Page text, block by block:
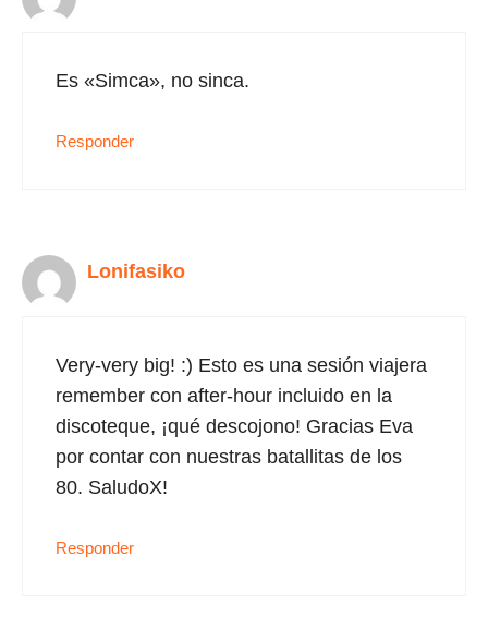
Es «Simca», no sinca.
Responder
Lonifasiko
Very-very big! :) Esto es una sesión viajera
remember con after-hour incluido en la
discoteque, ¡qué descojono! Gracias Eva
por contar con nuestras batallitas de los
80. SaludoX!
Responder